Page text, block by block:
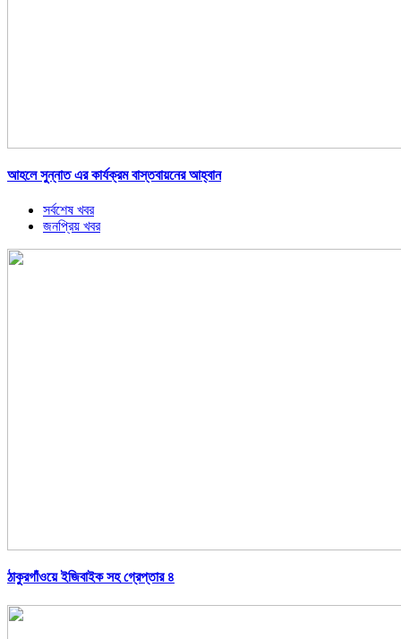
আহলে সুন্নাত এর কার্যক্রম বাস্তবায়নের আহ্বান
সর্বশেষ খবর
জনপ্রিয় খবর
ঠাকুরগাঁওয়ে ইজিবাইক সহ গ্রেপ্তার ৪